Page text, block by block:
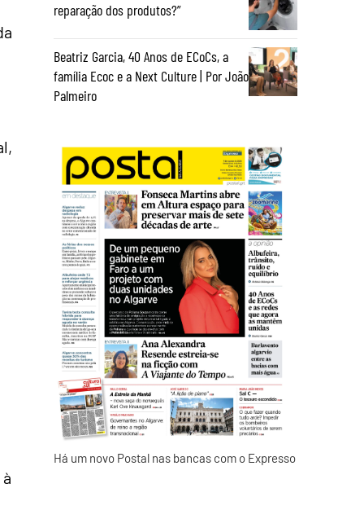
reparação dos produtos?”
Beatriz Garcia, 40 Anos de ECoCs, a
família Ecoc e a Next Culture | Por João
Palmeiro
Há um novo Postal nas bancas com o Expresso